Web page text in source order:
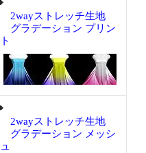
2wayストレッチ生地
グラデーション プリン
ト
2wayストレッチ生地
グラデーション メッシ
ュ